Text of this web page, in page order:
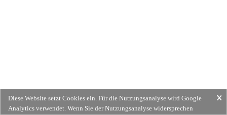
Diese Website setzt Cookies ein. Für die Nutzungsanalyse wird Google
Analytics verwendet. Wenn Sie der Nutzungsanalyse widersprechen